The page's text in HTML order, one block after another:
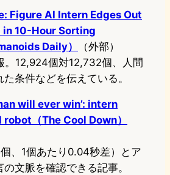
Figure AI Intern Edges Out
in 10-Hour Sorting
Daily）
（外部）
。12,924個対12,732個、人間
条件などを伝えている。
will ever win’: intern
（The Cool Down）
、1個あたり0.04秒差）とア
の文脈を確認できる記事。